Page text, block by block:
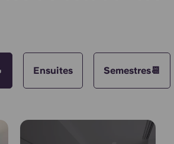
Ensuites Semestres📆